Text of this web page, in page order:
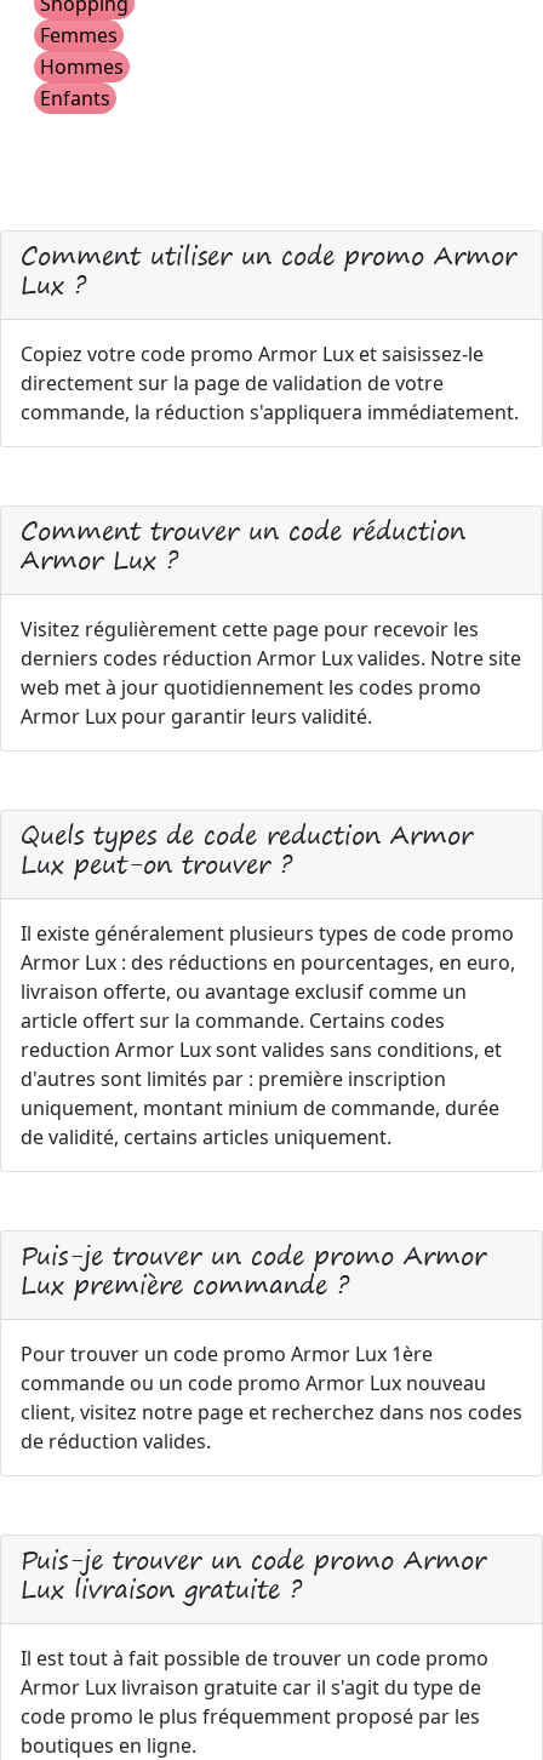
Femmes
Hommes
Enfants
Comment utiliser un code promo Armor
Lux ?
Copiez votre code promo Armor Lux et saisissez-le
directement sur la page de validation de votre
commande, la réduction s'appliquera immédiatement.
Comment trouver un code réduction
Armor Lux ?
Visitez régulièrement cette page pour recevoir les
derniers codes réduction Armor Lux valides. Notre site
web met à jour quotidiennement les codes promo
Armor Lux pour garantir leurs validité.
Quels types de code reduction Armor
Lux peut-on trouver ?
Il existe généralement plusieurs types de code promo
Armor Lux : des réductions en pourcentages, en euro,
livraison offerte, ou avantage exclusif comme un
article offert sur la commande. Certains codes
reduction Armor Lux sont valides sans conditions, et
d'autres sont limités par : première inscription
uniquement, montant minium de commande, durée
de validité, certains articles uniquement.
Puis-je trouver un code promo Armor
Lux première commande ?
Pour trouver un code promo Armor Lux 1ère
commande ou un code promo Armor Lux nouveau
client, visitez notre page et recherchez dans nos codes
de réduction valides.
Puis-je trouver un code promo Armor
Lux livraison gratuite ?
Il est tout à fait possible de trouver un code promo
Armor Lux livraison gratuite car il s'agit du type de
code promo le plus fréquemment proposé par les
boutiques en ligne.